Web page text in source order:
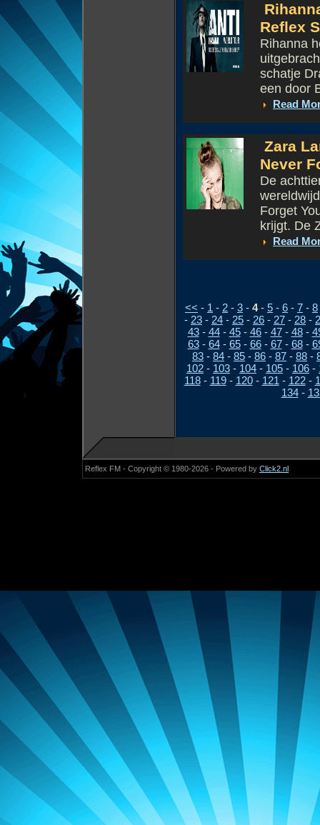
Reflex
Rihanna
schatje
een door
Read
Zara
Never
De
Forget
krijgt. De
Read
<< - 1 - 2 - 3 - 4- 5 - 6 - 7 - 8
- 23 - 24 - 25 - 26 - 27 - 28 -
43- 44- 45- 46- 47- 48-
63- 64- 65- 66- 67- 68-
83 - 84 - 85 - 86 - 87 - 88 -
102 - 103 - 104 - 105 - 106 -
118- 119- 120- 121 - 122-
134-
Reflex FM - Copyright © 1980-2026 - Powered by Click2.nl